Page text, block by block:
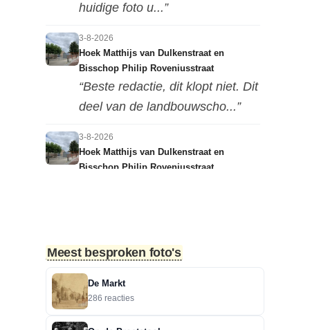
huidige foto u...”
3-8-2026
Hoek Matthijs van Dulkenstraat en
Bisschop Philip Roveniusstraat
“Beste redactie, dit klopt niet. Dit
deel van de landbouwscho...”
3-8-2026
Hoek Matthijs van Dulkenstraat en
Bisschop Philip Roveniusstraat
Treurbeuk op de Halve Maan
Maan. Echt een prachtige
boom....”
Meest besproken foto's
De Markt
286 reacties